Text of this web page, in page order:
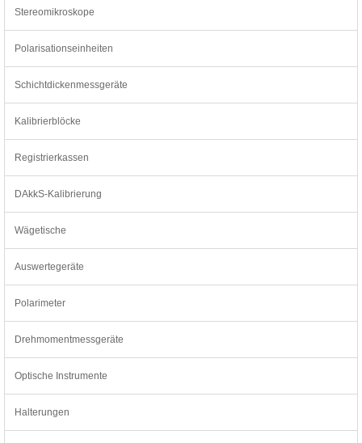
Stereomikroskope
Polarisationseinheiten
Schichtdickenmessgeräte
Kalibrierblöcke
Registrierkassen
DAkkS-Kalibrierung
Wägetische
Auswertegeräte
Polarimeter
Drehmomentmessgeräte
Optische Instrumente
Halterungen